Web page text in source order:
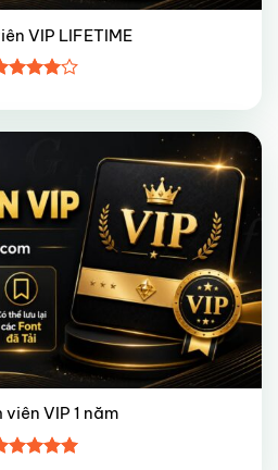
VIP LIFETIME
hạng
5 sao
VIP 1 năm